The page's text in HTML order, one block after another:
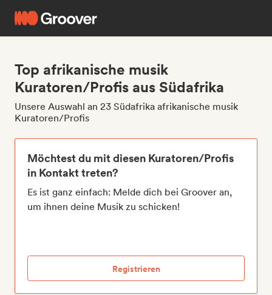
Top afrikanische musik
Kuratoren/Profis aus Südafrika
Unsere Auswahl an 23 Südafrika afrikanische musik
Kuratoren/Profis
Möchtest du mit diesen Kuratoren/Profis
in Kontakt treten?
Es ist ganz einfach: Melde dich bei Groover an,
um ihnen deine Musik zu schicken!
Registrieren